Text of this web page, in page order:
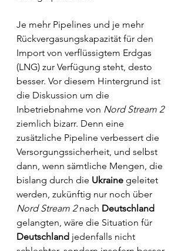
Je mehr Pipelines und je mehr
Rückvergasungskapazität für den
Import von verflüssigtem Erdgas
(LNG) zur Verfügung steht, desto
besser. Vor diesem Hintergrund ist
die Diskussion um die
Inbetriebnahme von Nord Stream 2
ziemlich bizarr. Denn eine
zusätzliche Pipeline verbessert die
Versorgungssicherheit, und selbst
dann, wenn sämtliche Mengen, die
bislang durch die Ukraine geleitet
werden, zukünftig nur noch über
Nord Stream 2 nach Deutschland
gelangten, wäre die Situation für
Deutschland jedenfalls nicht